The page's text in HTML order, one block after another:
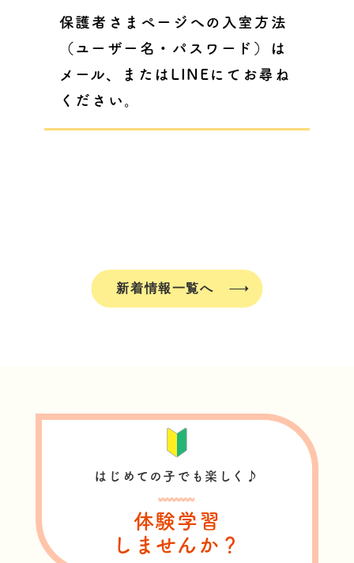
保護者さまページへの入室方法
（ユーザー名・パスワード）は
メール、またはLINEにてお尋ね
ください。
新着情報一覧へ
はじめての子でも楽しく♪
体験学習
しませんか？